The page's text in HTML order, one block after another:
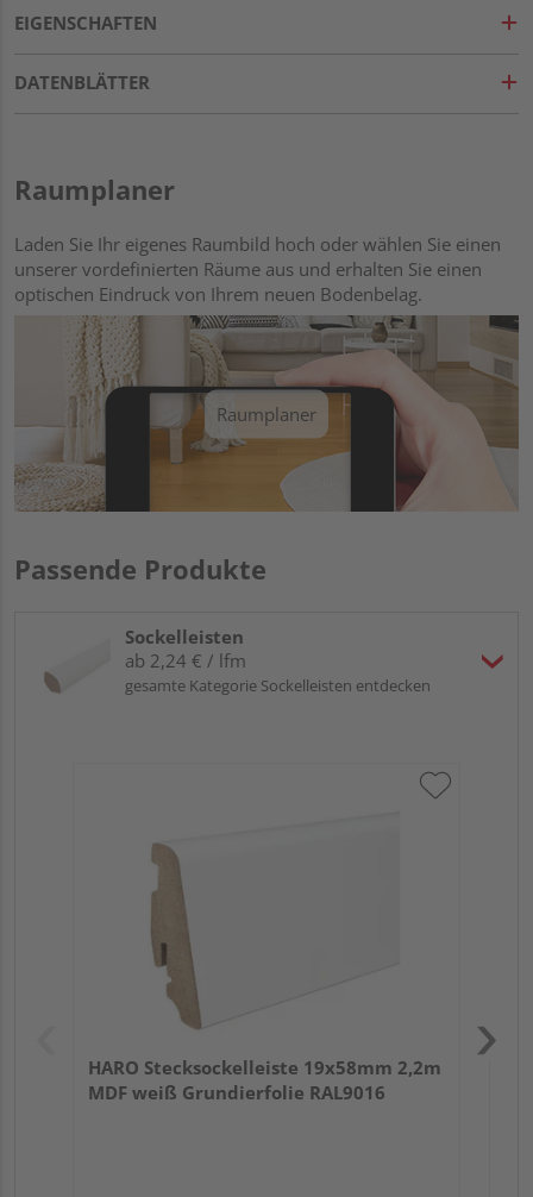
EIGENSCHAFTEN
DATENBLÄTTER
Raumplaner
Laden Sie Ihr eigenes Raumbild hoch oder wählen Sie einen
unserer vordefinierten Räume aus und erhalten Sie einen
optischen Eindruck von Ihrem neuen Bodenbelag.
Raumplaner
Passende Produkte
Sockelleisten
ab 2,24 € / lfm
gesamte Kategorie Sockelleisten entdecken
HARO Stecksockelleiste 19x58mm 2,2m
MDF weiß Grundierfolie RAL9016